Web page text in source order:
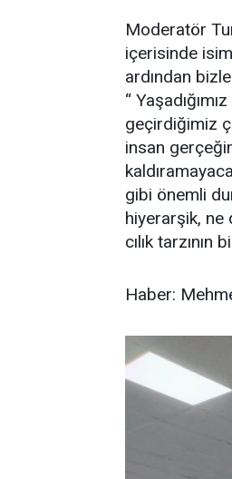
Moderatör
içerisinde
ardından
“
geçirdiğimiz
insan
gibi önemli
hiyerarşik, ne
cılık tarzının
Haber: